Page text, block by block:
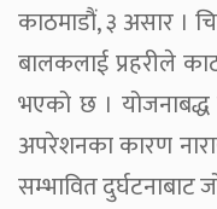
काठमाडौं, ३ असार ।
बालकलाई प्रहरीले
भएको छ ।
अपरेशनका कारण
सम्भावित दुर्घटनाबाट